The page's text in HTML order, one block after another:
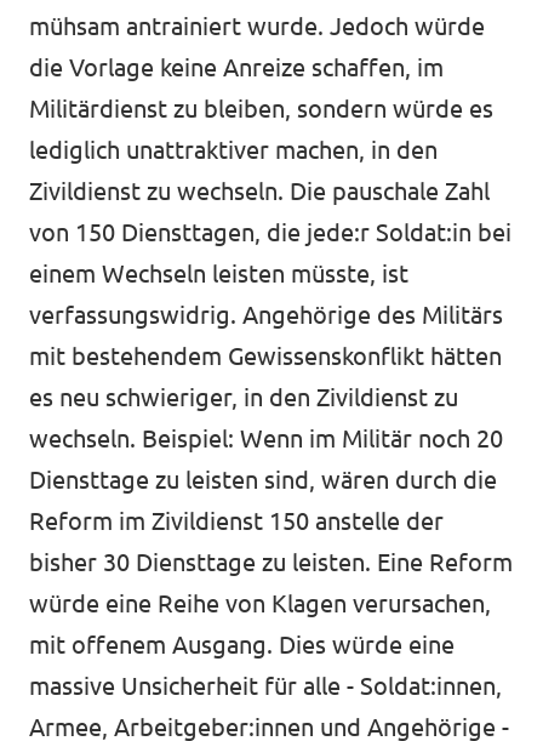
mühsam antrainiert wurde. Jedoch würde
die Vorlage keine Anreize schaffen, im
Militärdienst zu bleiben, sondern würde es
lediglich unattraktiver machen, in den
Zivildienst zu wechseln. Die pauschale Zahl
von 150 Diensttagen, die jede:r Soldat:in bei
einem Wechseln leisten müsste, ist
verfassungswidrig. Angehörige des Militärs
mit bestehendem Gewissenskonflikt hätten
es neu schwieriger, in den Zivildienst zu
wechseln. Beispiel: Wenn im Militär noch 20
Diensttage zu leisten sind, wären durch die
Reform im Zivildienst 150 anstelle der
bisher 30 Diensttage zu leisten. Eine Reform
würde eine Reihe von Klagen verursachen,
mit offenem Ausgang. Dies würde eine
massive Unsicherheit für alle - Soldat:innen,
Armee, Arbeitgeber:innen und Angehörige -